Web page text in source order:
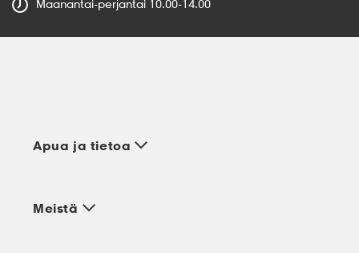
Maanantai-perjantai 10.00-14.00
Apua ja tietoa
Meistä